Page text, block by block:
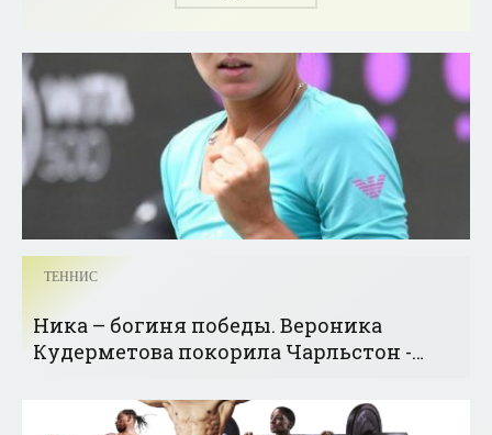
ТЕННИС
Ника – богиня победы. Вероника
Кудерметова покорила Чарльстон -